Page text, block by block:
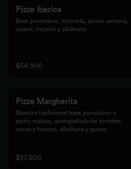
Pizze Iberica
Base pomodoro, tocineta, jamón serrano,
salami, morrón y albahaca.
$54.900
Pizze Margherita
Nuestra tradicional base pomodoro o
pesto rústico, acompañada de tomates
secos y frescos, albahaca y queso
$37.500